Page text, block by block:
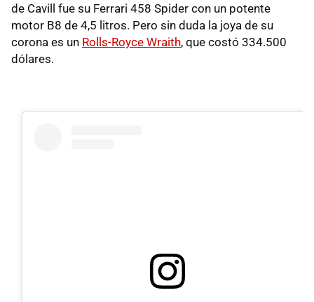
de Cavill fue su Ferrari 458 Spider con un potente
motor B8 de 4,5 litros. Pero sin duda la joya de su
corona es un Rolls-Royce Wraith, que costó 334.500
dólares.